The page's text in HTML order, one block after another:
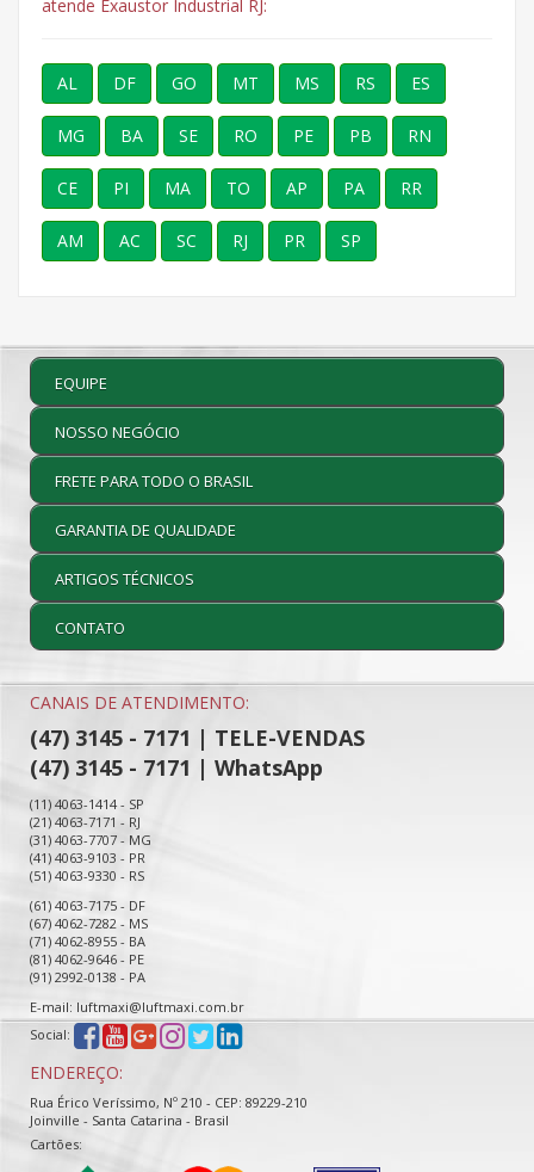
atende Exaustor Industrial RJ:
AL DF GO MT MS RS ES
MG BA SE RO PE PB RN
CE PI MA TO AP PA RR
AM AC SC RJ PR SP
EQUIPE
NOSSO NEGÓCIO
FRETE PARA TODO O BRASIL
GARANTIA DE QUALIDADE
ARTIGOS TÉCNICOS
CONTATO
CANAIS DE ATENDIMENTO:
(47) 3145 - 7171 | TELE-VENDAS
(47) 3145 - 7171 | WhatsApp
(11) 4063-1414 - SP
(21) 4063-7171 - RJ
(31) 4063-7707 - MG
(41) 4063-9103 - PR
(51) 4063-9330 - RS
(61) 4063-7175 - DF
(67) 4062-7282 - MS
(71) 4062-8955 - BA
(81) 4062-9646 - PE
(91) 2992-0138 - PA
E-mail: luftmaxi@luftmaxi.com.br
Social:
ENDEREÇO:
Rua Érico Veríssimo, Nº 210 - CEP: 89229-210
Joinville - Santa Catarina - Brasil
Cartões: